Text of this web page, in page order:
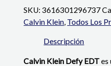
SKU:3616301296737
Calvin Klein, Todos Los
Descripción
Calvin Klein Defy EDTes